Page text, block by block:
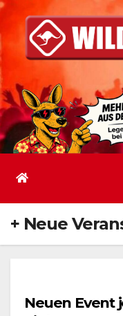
Inhalt
springen
+ Neue
Neuen Event